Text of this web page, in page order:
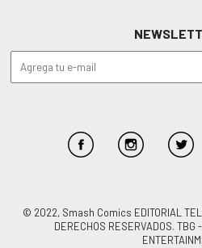
© 2022, Smash Comics EDITORIAL
DERECHOS RESERVADOS.